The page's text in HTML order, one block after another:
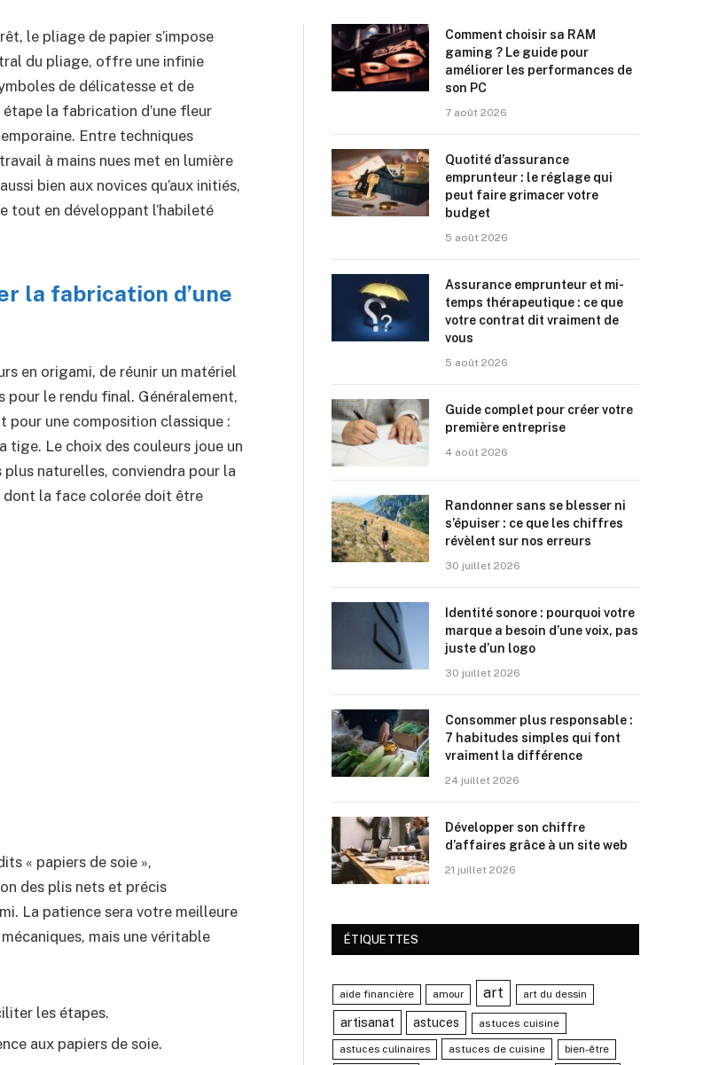
le pliage de papier s’impose
du pliage, offre une infinie
de délicatesse et de
la fabrication d’une fleur
Entre techniques
à mains nues met en lumière
bien aux novices qu’aux initiés,
tout en développant l’habileté
la fabrication d’une
en origami, de réunir un matériel
le rendu final. Généralement,
pour une composition classique :
tige. Le choix des couleurs joue un
naturelles, conviendra pour la
dont la face colorée doit être
« papiers de soie »,
des plis nets et précis
La patience sera votre meilleure
mais une véritable
les étapes.
aux papiers de soie.
Comment choisir sa RAM
gaming ? Le guide pour
améliorer les performances de
son PC
7 août 2026
Quotité d’assurance
emprunteur : le réglage qui
peut faire grimacer votre
budget
5 août 2026
Assurance emprunteur et mi-
temps thérapeutique : ce que
votre contrat dit vraiment de
vous
5 août 2026
Guide complet pour créer votre
première entreprise
4 août 2026
Randonner sans se blesser ni
s’épuiser : ce que les chiffres
révèlent sur nos erreurs
30 juillet 2026
Identité sonore : pourquoi votre
marque a besoin d’une voix, pas
juste d’un logo
30 juillet 2026
Consommer plus responsable :
7 habitudes simples qui font
vraiment la différence
24 juillet 2026
Développer son chiffre
d’affaires grâce à un site web
21 juillet 2026
ÉTIQUETTES
aide financière amour art art du dessin
artisanat astuces astuces cuisine
astuces culinaires astuces de cuisine bien-être